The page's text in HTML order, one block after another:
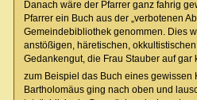
Danach wäre der Pfarrer ganz fahrig
Pfarrer ein Buch aus der „verbotenen
Gemeindebibliothek genommen. Dies
anstößigen, häretischen,
Gedankengut, die Frau Stauber auf
zum Beispiel das Buch eines gewissen
Bartholomäus ging nach oben und